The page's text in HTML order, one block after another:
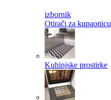
izbornik
Otirači za kupaonicu
Kuhinjske prostirke